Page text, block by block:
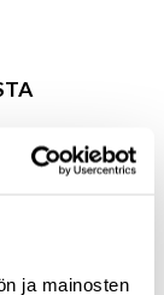
ja mainosten